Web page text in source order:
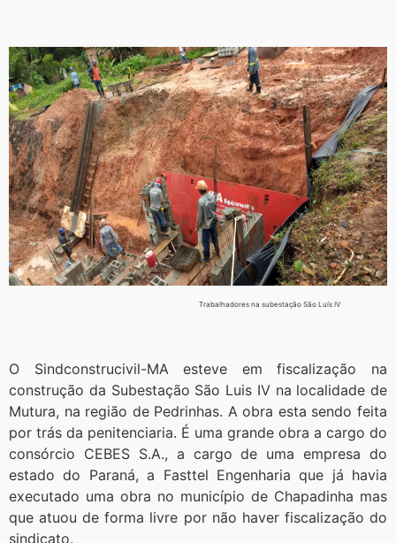
Trabalhadores na subestação São Luís IV
O Sindconstrucivil-MA esteve em fiscalização na
construção da Subestação São Luis IV na localidade de
Mutura, na região de Pedrinhas. A obra esta sendo feita
por trás da penitenciaria. É uma grande obra a cargo do
consórcio CEBES S.A., a cargo de uma empresa do
estado do Paraná, a Fasttel Engenharia que já havia
executado uma obra no município de Chapadinha mas
que atuou de forma livre por não haver fiscalização do
sindicato.